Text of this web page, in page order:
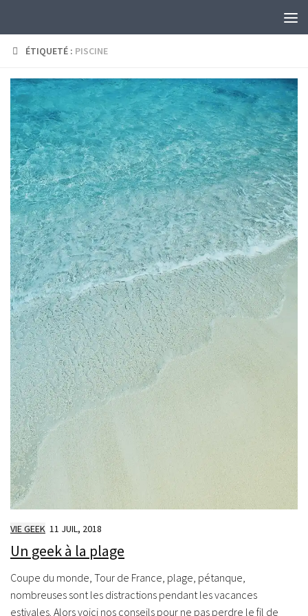
ÉTIQUETÉ : PISCINE
VIE GEEK 11 JUIL, 2018
Un geek à la plage
Coupe du monde, Tour de France, plage, pétanque,
nombreuses sont les distractions pendant les vacances
estivales. Alors voici nos conseils pour ne pas perdre le fil de